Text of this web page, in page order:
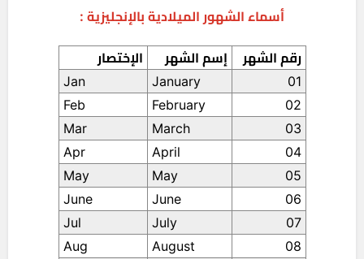
أسماء الشهور الميلادية بالإنجليزية :
رقم الشهر إسم الشهر
الإختصار
01
January
Jan
02
February
Feb
03
March
Mar
04
April
Apr
05
May
May
06
June
June
07
July
Jul
08
August
Aug